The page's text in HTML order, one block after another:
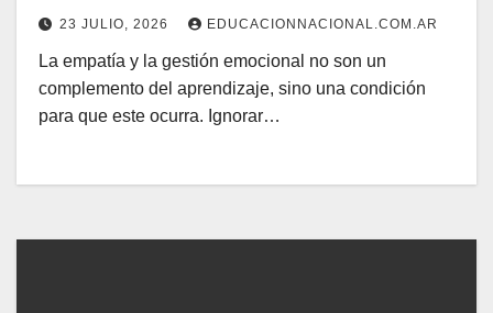
23 JULIO, 2026 EDUCACIONNACIONAL.COM.AR
La empatía y la gestión emocional no son un
complemento del aprendizaje, sino una condición
para que este ocurra. Ignorar…